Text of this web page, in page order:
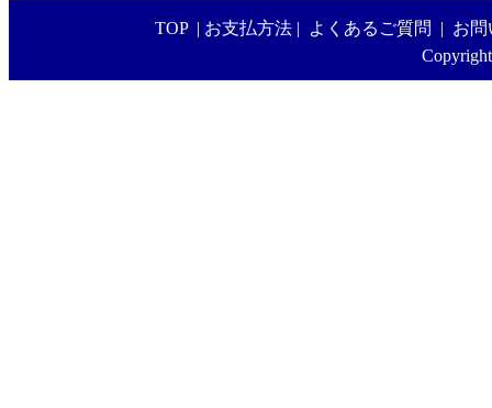
TOP | お支払方法 | よくあるご質問 | お